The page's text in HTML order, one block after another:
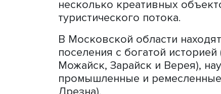
путешественников. Их
природе и пешей
Эти плюсы, как
созданием и развитием
размещения, кафе,
брендов, отражающих